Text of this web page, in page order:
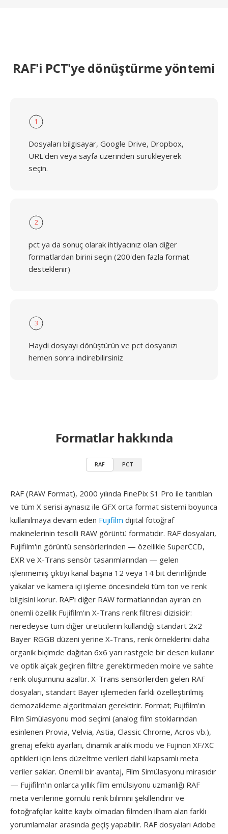
RAF'i PCT'ye dönüştürme yöntemi
1
Dosyaları bilgisayar, Google Drive, Dropbox,
URL'den veya sayfa üzerinden sürükleyerek
seçin.
2
pct ya da sonuç olarak ihtiyacınız olan diğer
formatlardan birini seçin (200'den fazla format
desteklenir)
3
Haydi dosyayı dönüştürün ve pct dosyanızı
hemen sonra indirebilirsiniz
Formatlar hakkında
RAF PCT
RAF (RAW Format), 2000 yılında FinePix S1 Pro ile tanıtılan
ve tüm X serisi aynasız ile GFX orta format sistemi boyunca
kullanılmaya devam eden Fujifilm dijital fotoğraf
makinelerinin tescilli RAW görüntü formatıdır. RAF dosyaları,
Fujifilm'ın görüntü sensörlerinden — özellikle SuperCCD,
EXR ve X-Trans sensör tasarımlarından — gelen
işlenmemiş çıktıyı kanal başına 12 veya 14 bit derinliğinde
yakalar ve kamera içi işleme öncesindeki tüm ton ve renk
bilgisini korur. RAF'ı diğer RAW formatlarından ayıran en
önemli özellik Fujifilm'ın X-Trans renk filtresi dizisidir:
neredeyse tüm diğer üreticilerin kullandığı standart 2x2
Bayer RGGB düzeni yerine X-Trans, renk örneklerini daha
organik biçimde dağıtan 6x6 yarı rastgele bir desen kullanır
ve optik alçak geçiren filtre gerektirmeden moire ve sahte
renk oluşumunu azaltır. X-Trans sensörlerden gelen RAF
dosyaları, standart Bayer işlemeden farklı özelleştirilmiş
demozaikleme algoritmaları gerektirir. Format; Fujifilm'ın
Film Simülasyonu mod seçimi (analog film stoklarından
esinlenen Provia, Velvia, Astia, Classic Chrome, Acros vb.),
grenaj efekti ayarları, dinamik aralık modu ve Fujinon XF/XC
optikleri için lens düzeltme verileri dahil kapsamlı meta
veriler saklar. Önemli bir avantaj, Film Simülasyonu mirasıdır
— Fujifilm'ın onlarca yıllık film emülsiyonu uzmanlığı RAF
meta verilerine gömülü renk bilimini şekillendirir ve
fotoğrafçılar kalite kaybı olmadan filmden ilham alan farklı
yorumlamalar arasında geçiş yapabilir. RAF dosyaları Adobe